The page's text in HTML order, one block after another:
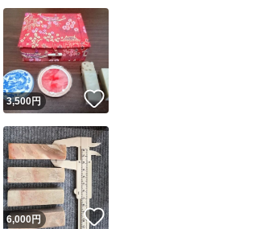
いね！
3,500円 いいね！
いね！
6,000円 いいね！